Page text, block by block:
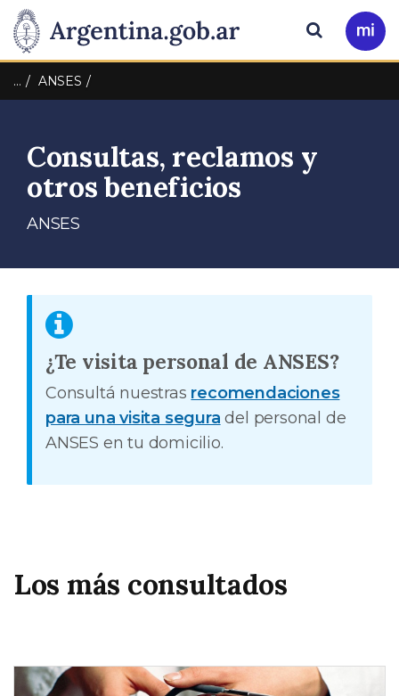
Presidencia
de
Nación
Pasar al contenido principal
Ir
a
Buscar
… ANSES
Consultas, reclamos y
otros beneficios
ANSES
¿Te visita personal de ANSES?
Consultá nuestras recomendaciones
para una visita segura del personal de
ANSES en tu domicilio.
Los más consultados